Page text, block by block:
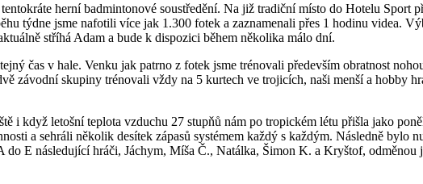
herní badmintonové soustředění. Na již tradiční místo do Hotelu Sport
týdne jsme nafotili více jak 1.300 fotek a zaznamenali přes 1 hodinu videa.
stříhá Adam a bude k dispozici během několika málo dní.
čas v hale. Venku jak patrno z fotek jsme trénovali především obratnost
závodní skupiny trénovali vždy na 5 kurtech ve trojicích, naši menší a hobby
i když letošní teplota vzduchu 27 stupňů nám po tropickém létu přišla jako
a sehráli několik desítek zápasů systémem každý s každým. Následně bylo
E následující hráči, Jáchym, Míša Č., Natálka, Šimon K. a Kryštof, odměnou